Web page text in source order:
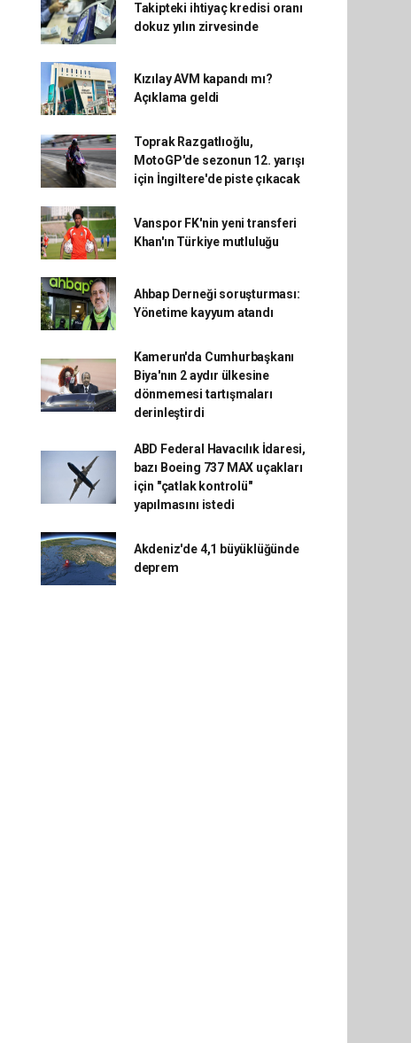
Takipteki ihtiyaç kredisi oranı
dokuz yılın zirvesinde
Kızılay AVM kapandı mı?
Açıklama geldi
Toprak Razgatlıoğlu,
MotoGP'de sezonun 12. yarışı
için İngiltere'de piste çıkacak
Vanspor FK'nin yeni transferi
Khan'ın Türkiye mutluluğu
Ahbap Derneği soruşturması:
Yönetime kayyum atandı
Kamerun'da Cumhurbaşkanı
Biya'nın 2 aydır ülkesine
dönmemesi tartışmaları
derinleştirdi
ABD Federal Havacılık İdaresi,
bazı Boeing 737 MAX uçakları
için "çatlak kontrolü"
yapılmasını istedi
Akdeniz'de 4,1 büyüklüğünde
deprem